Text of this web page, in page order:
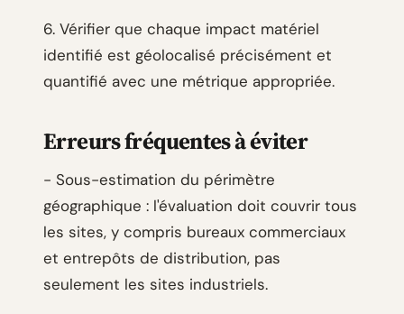
6. Vérifier que chaque impact matériel
identifié est géolocalisé précisément et
quantifié avec une métrique appropriée.
Erreurs fréquentes à éviter
- Sous-estimation du périmètre
géographique : l'évaluation doit couvrir tous
les sites, y compris bureaux commerciaux
et entrepôts de distribution, pas
seulement les sites industriels.